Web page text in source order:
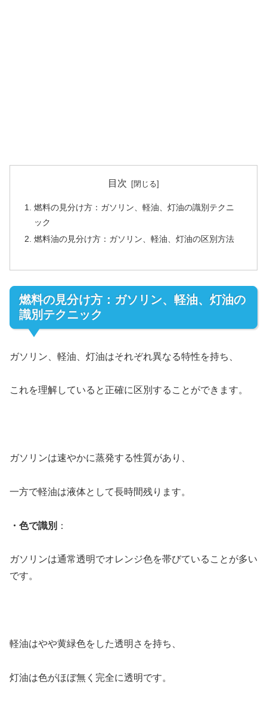
目次
燃料の見分け方：ガソリン、軽油、灯油の識別テクニ
ック
燃料油の見分け方：ガソリン、軽油、灯油の区別方法
燃料の見分け方：ガソリン、軽油、灯油の
識別テクニック
ガソリン、軽油、灯油はそれぞれ異なる特性を持ち、
これを理解していると正確に区別することができます。
ガソリンは速やかに蒸発する性質があり、
一方で軽油は液体として長時間残ります。
・色で識別 ：
ガソリンは通常透明でオレンジ色を帯びていることが多い
です。
軽油はやや黄緑色をした透明さを持ち、
灯油は色がほぼ無く完全に透明です。